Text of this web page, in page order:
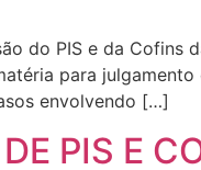
do PIS e da Cofins
para
envolvendo […]
PIS E